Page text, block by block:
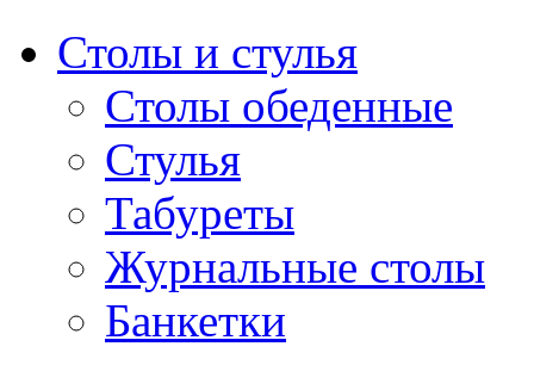
Столы и стулья
Столы обеденные
Стулья
Табуреты
Журнальные столы
Банкетки